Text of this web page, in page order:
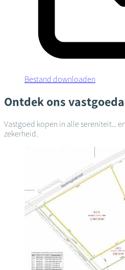
Bestand downloaden
Ontdek ons
Vastgoed kopen in alle sereniteit...
zekerheid.